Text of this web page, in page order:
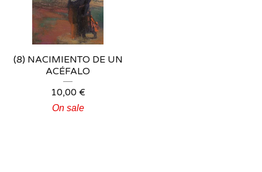
(8) NACIMIENTO DE UN
ACÉFALO
10,00 €
On sale